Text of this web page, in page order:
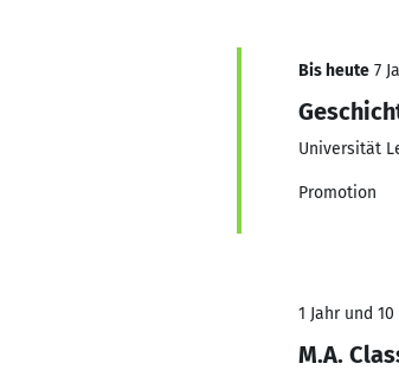
Bis heute 7
Universität
Promotion
1 Jahr und
M.A.